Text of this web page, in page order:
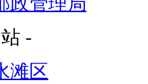
-
滩区